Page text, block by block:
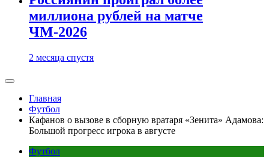
миллиона рублей на матче
ЧМ-2026
2 месяца спустя
Главная
Футбол
Кафанов о вызове в сборную вратаря «Зенита» Адамова:
Большой прогресс игрока в августе
Футбол